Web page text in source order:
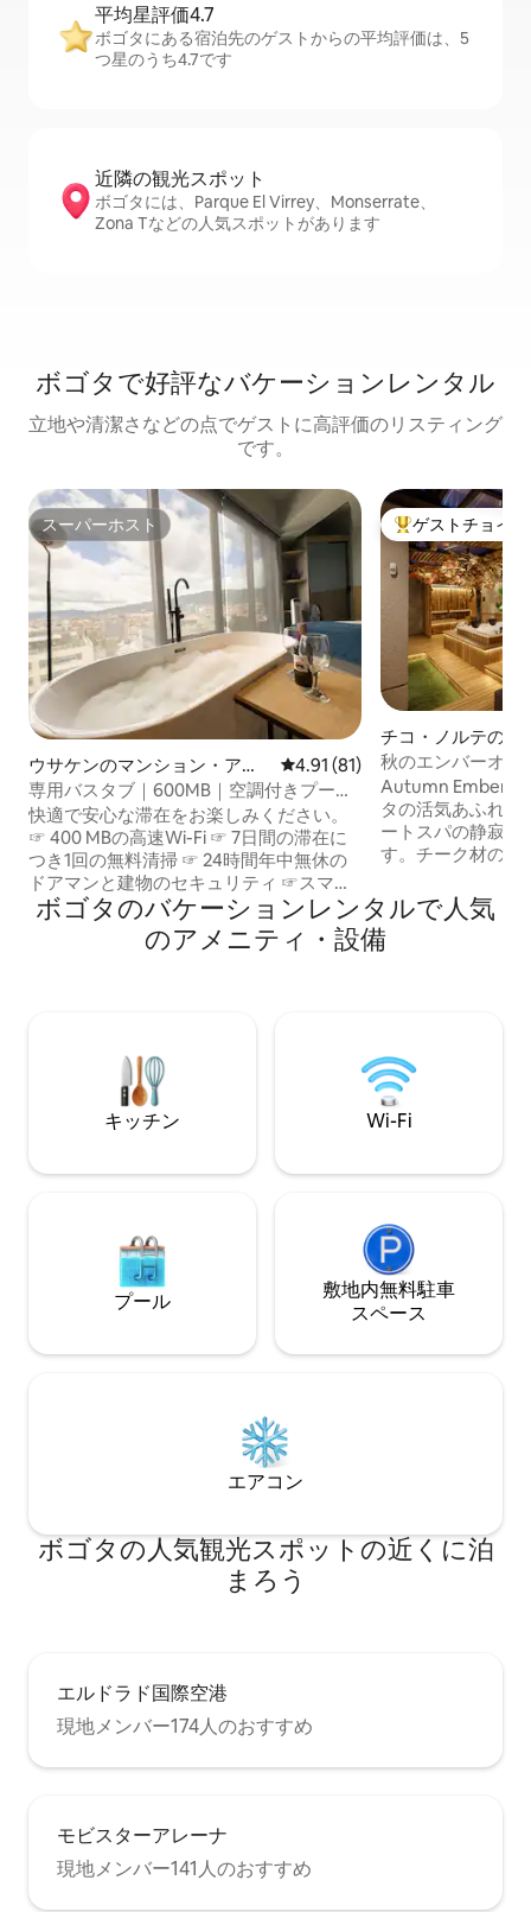
平均星評価4.7
ボゴタにある宿泊先のゲストからの平均評価は、5
つ星のうち4.7です
近隣の観光ス⁠ポ⁠ッ⁠ト
ボゴタには、Parque El Virrey、Monserrate、
Zona Tなどの人気スポットがあります
ボゴタで好評なバケーションレンタル
立地や清潔さなどの点でゲストに高評価のリスティング
です。
スーパーホスト
スーパーホスト
ウサケンのマンション・アパ
ート
レビュー81件、5つ星中4.91つ
4.91 (81)
専用バスタブ｜600MB｜空調付きプール
｜Chicó Norte
快適で安心な滞在をお楽しみください。
☞ 400 MBの高速Wi-Fi ☞ 7日間の滞在に
つき1回の無料清掃 ☞ 24時間年中無休の
ドアマンと建物のセキュリティ ☞スマー
トデジタルドアロック、セルフチェック
イン ☞パーク93まで徒歩わずか10分 ☞ 敷
地内無料駐車場 ☞ 13階 ☞ すべてのゲスト
ください） ☞ アメニティ・設備の利用可
能状況とスケジュールについては、ゲス
トの立入り範囲をご確認ください。 ☞ 広
さ：25㎡ リラックスして探索しよう😁
大好評のゲスト
ゲストチョイス
チコ・ノルテのマ
アパート
秋のエンバーオア
ウナ、4Kシアター
Autumn Ember
タの活気あふれる
ートスパの静寂が
す。チーク材の床
べてが外の街の喧
分だけのリズムを
れています。ジャ
作られています。
なリラックスをお
ボゴタのバケーションレンタルで人気
のアメニティ・設備
キッチン Wi-Fi
プール
敷地内無料駐⁠車
ス⁠ペ⁠ー⁠ス
エアコン
ボゴタの人気観光スポットの近くに泊
まろう
エルドラド国際空港
現地メンバー174人のおすすめ
モビスターアレーナ
現地メンバー141人のおすすめ